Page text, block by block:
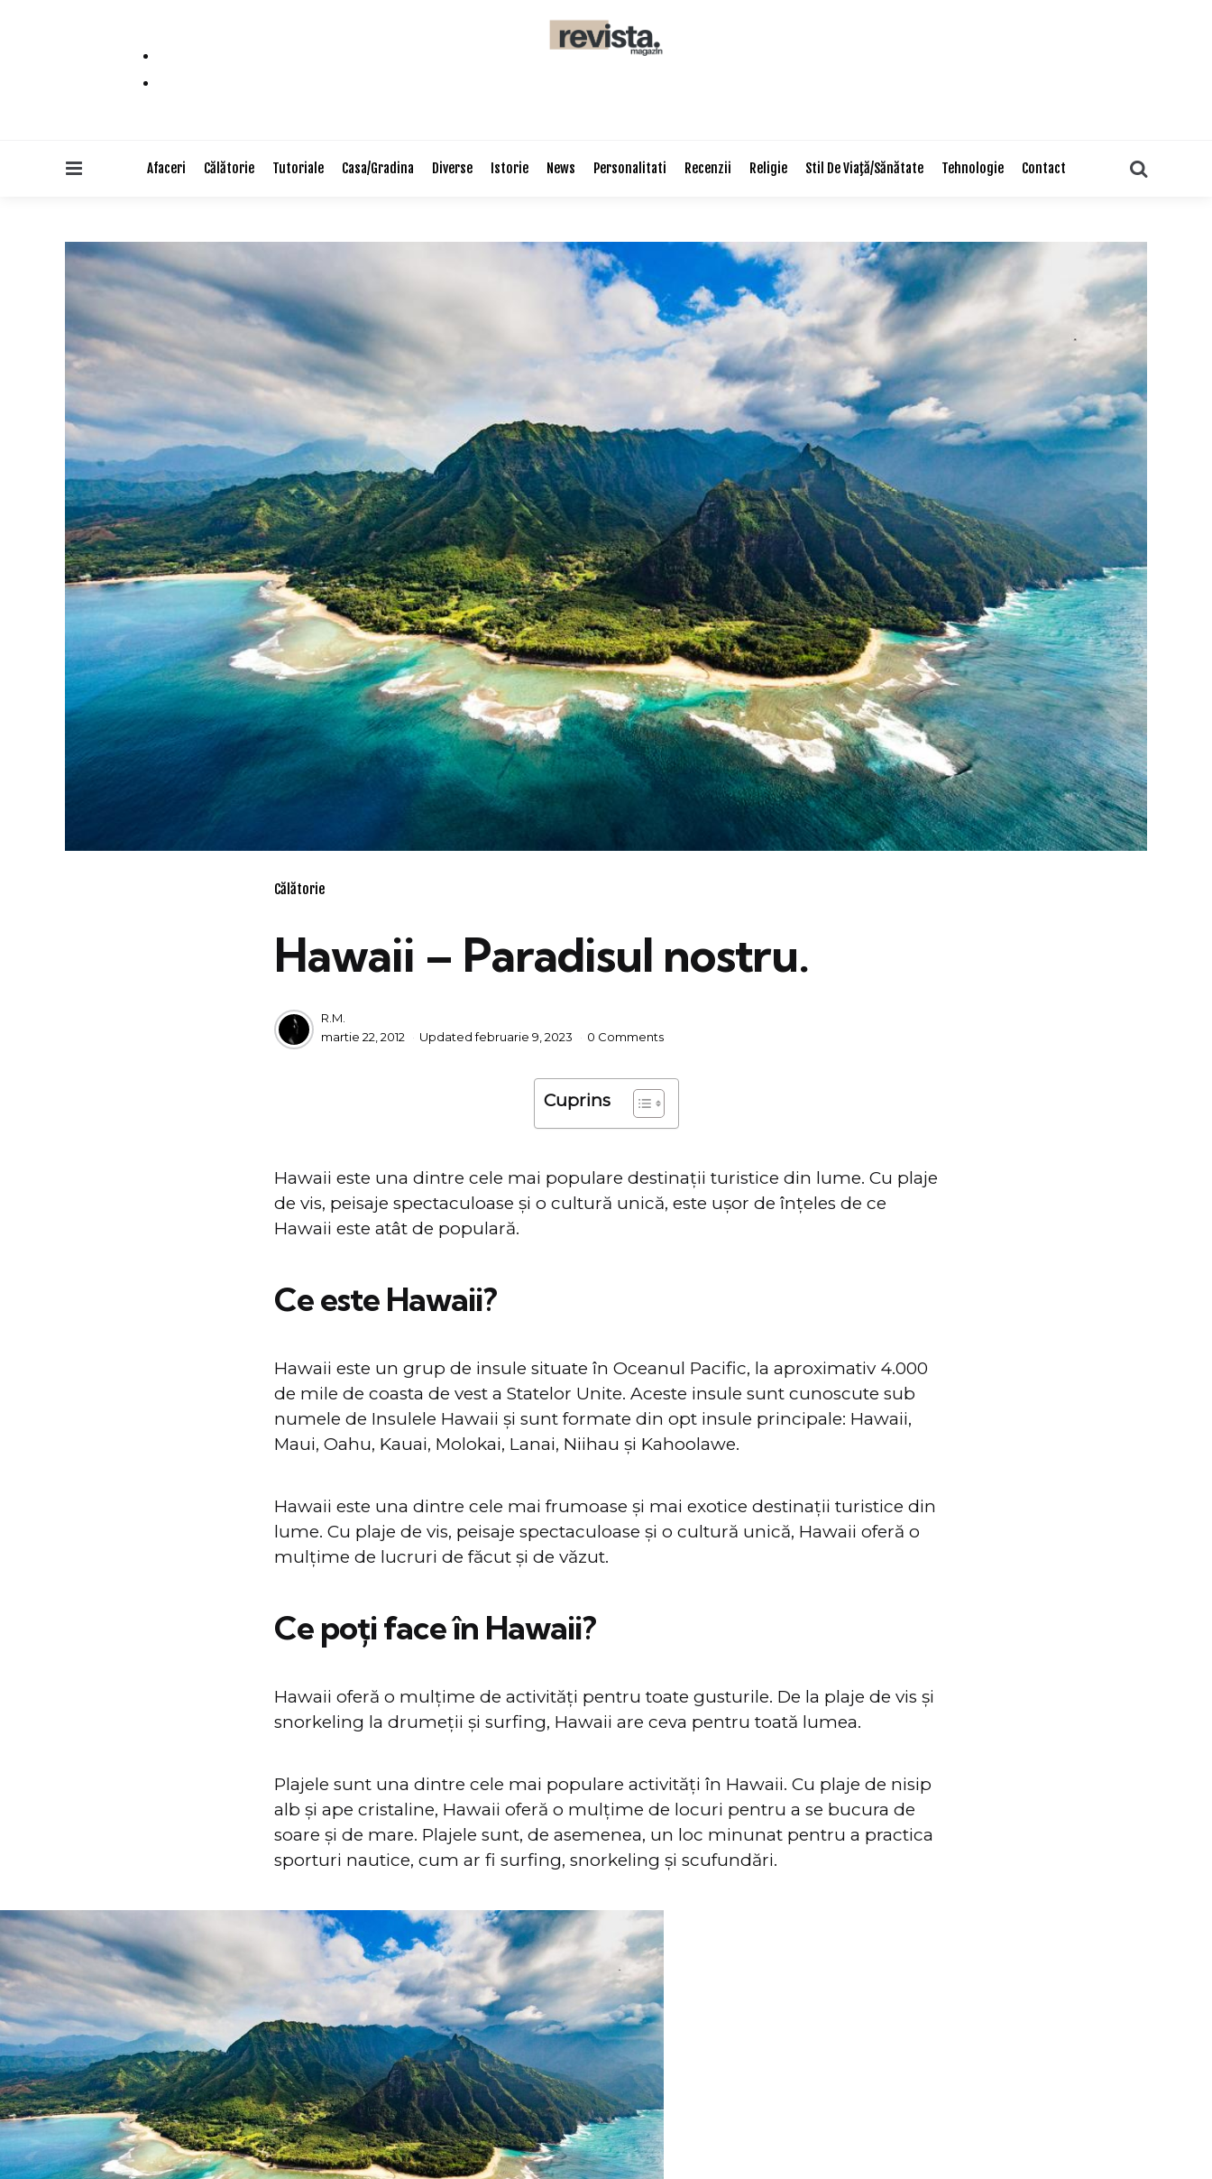
Afaceri Călătorie Tutoriale Casa/Gradina Diverse Istorie News Personalitati Recenzii Religie Stil De Viaţă/Sănătate Tehnologie Contact
Categories
Călătorie
Hawaii – Paradisul nostru.
Posted
by
R.M.
martie 22, 2012
Updated februarie 9, 2023 0 Comments
Cuprins
Hawaii este una dintre cele mai populare destinații turistice din lume. Cu plaje
de vis, peisaje spectaculoase și o cultură unică, este ușor de înțeles de ce
Hawaii este atât de populară.
Ce este Hawaii?
Hawaii este un grup de insule situate în Oceanul Pacific, la aproximativ 4.000
de mile de coasta de vest a Statelor Unite. Aceste insule sunt cunoscute sub
numele de Insulele Hawaii și sunt formate din opt insule principale: Hawaii,
Maui, Oahu, Kauai, Molokai, Lanai, Niihau și Kahoolawe.
Hawaii este una dintre cele mai frumoase și mai exotice destinații turistice din
lume. Cu plaje de vis, peisaje spectaculoase și o cultură unică, Hawaii oferă o
mulțime de lucruri de făcut și de văzut.
Ce poți face în Hawaii?
Hawaii oferă o mulțime de activități pentru toate gusturile. De la plaje de vis și
snorkeling la drumeții și surfing, Hawaii are ceva pentru toată lumea.
Plajele sunt una dintre cele mai populare activități în Hawaii. Cu plaje de nisip
alb și ape cristaline, Hawaii oferă o mulțime de locuri pentru a se bucura de
soare și de mare. Plajele sunt, de asemenea, un loc minunat pentru a practica
sporturi nautice, cum ar fi surfing, snorkeling și scufundări.